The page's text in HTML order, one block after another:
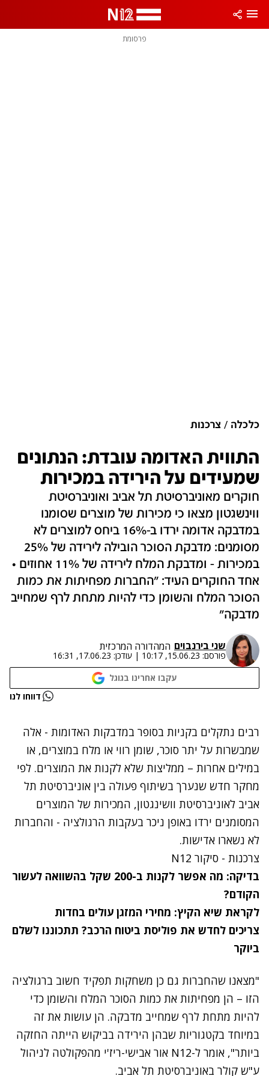
פרסומת
כלכלה צרכנות
התווית האדומה עובדת: הנתונים
שמעידים על הירידה במכירות
חוקרים מאוניברסיטת תל אביב ואוניברסיטת
ווינשגטון מצאו כי מכירות של מוצרים שסומנו
במדבקה אדומה ירדו ב-16% ביחס למוצרים לא
מסומנים: מדבקת הסוכר הובילה לירידה של 25%
במכירות - ומדבקת המלח לירידה של 11% אחוזים •
אחד החוקרים העיד: "החברות מפחיתות את כמות
הסוכר המלח והשומן כדי להיות מתחת לרף שמחייב
מדבקה"
שני בירנבוים המהדורה המרכזית
פורסם: 15.06.23, 10:17
| עודכן: 17.06.23, 16:31
עקבו אחרינו בגוגל
נתקלנו בבעיה דווחו לנו
רבים נתקלים בקניות בסופר במדבקות האדומות - אלה
שמבשרות על יתר סוכר, שומן רווי או מלח במוצרים, או
במילים אחרות – ממליצות שלא לקנות את המוצרים. לפי
מחקר חדש שנערך בשיתוף פעולה בין אוניברסיטת תל
אביב לאוניברסיטת וושינגטון, המכירות של המוצרים
המסומנים ירדו באופן ניכר בעקבות הרגולציה - והחברות
לא נשארו אדישות.
צרכנות - סיקור N12
בדיקה: מה אפשר לקנות ב-200 שקל בהשוואה לעשור
הקודם?
לקראת שיא הקיץ: מחירי המזגן עולים בחדות
צריכים לחדש את פוליסת ביטוח הרכב? תתכוננו לשלם
ביוקר
"מצאנו שהחברות גם כן משחקות תפקיד חשוב ברגולציה
הזו – הן מפחיתות את כמות הסוכר המלח והשומן כדי
להיות מתחת לרף שמחייב מדבקה. הן עושות את זה
במיוחד בקטגוריות שבהן הירידה בביקוש הייתה החזקה
ביותר", אומר ל-N12 אור אבישי-ריז'י מהפקולטה לניהול
ע"ש קולר באוניברסיטת תל אביב.